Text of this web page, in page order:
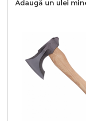
Adaugă un ulei